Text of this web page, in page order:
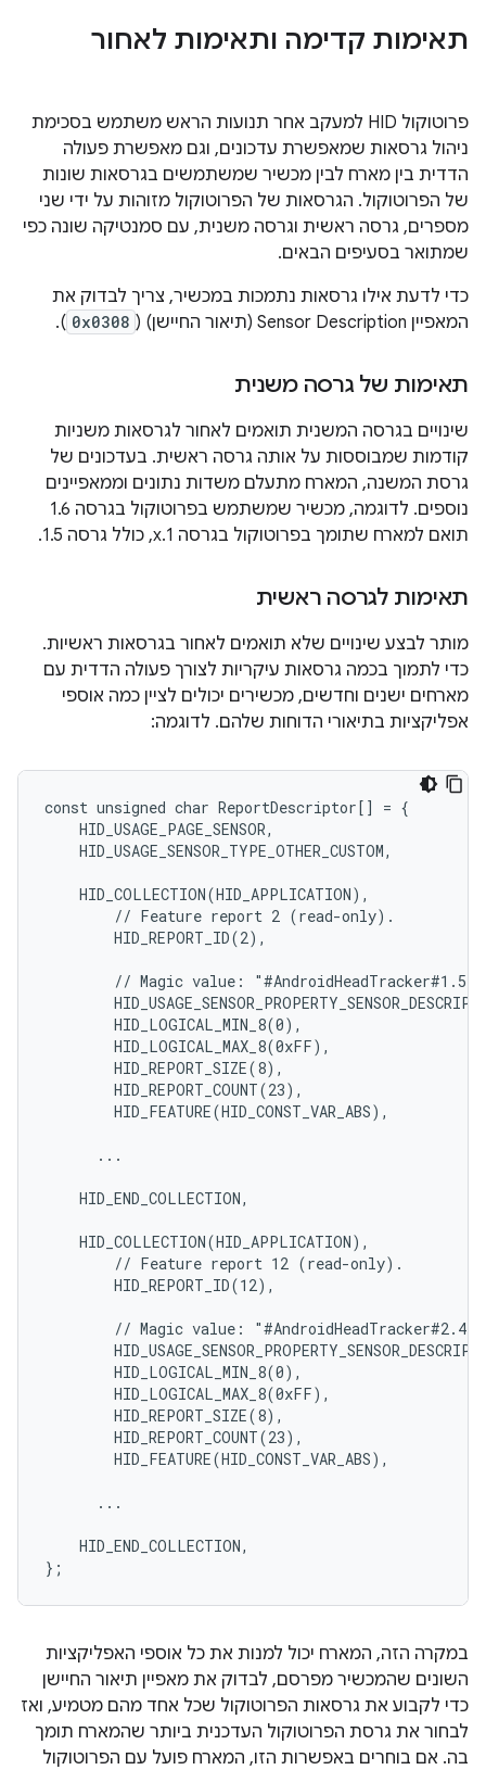
תאימות קדימה ותאימות לאחור
פרוטוקול HID למעקב אחר תנועות הראש משתמש בסכימת
ניהול גרסאות שמאפשרת עדכונים, וגם מאפשרת פעולה
הדדית בין מארח לבין מכשיר שמשתמשים בגרסאות שונות
של הפרוטוקול. הגרסאות של הפרוטוקול מזוהות על ידי שני
מספרים, גרסה ראשית וגרסה משנית, עם סמנטיקה שונה כפי
שמתואר בסעיפים הבאים.
כדי לדעת אילו גרסאות נתמכות במכשיר, צריך לבדוק את
המאפיין Sensor Description (תיאור החיישן) (
0x0308
).
תאימות של גרסה משנית
שינויים בגרסה המשנית תואמים לאחור לגרסאות משניות
קודמות שמבוססות על אותה גרסה ראשית. בעדכונים של
גרסת המשנה, המארח מתעלם משדות נתונים וממאפיינים
נוספים. לדוגמה, מכשיר שמשתמש בפרוטוקול בגרסה 1.6
תואם למארח שתומך בפרוטוקול בגרסה 1.x, כולל גרסה 1.5.
תאימות לגרסה ראשית
מותר לבצע שינויים שלא תואמים לאחור בגרסאות ראשיות.
כדי לתמוך בכמה גרסאות עיקריות לצורך פעולה הדדית עם
מארחים ישנים וחדשים, מכשירים יכולים לציין כמה אוספי
אפליקציות בתיאורי הדוחות שלהם. לדוגמה:
const unsigned char ReportDescriptor[] = {
    HID_USAGE_PAGE_SENSOR,
    HID_USAGE_SENSOR_TYPE_OTHER_CUSTOM,
    HID_COLLECTION(HID_APPLICATION),
        // Feature report 2 (read-only).
        HID_REPORT_ID(2),
        // Magic value: "#AndroidHeadTracker#1.5"
        HID_LOGICAL_MIN_8(0),
        HID_LOGICAL_MAX_8(0xFF),
        HID_REPORT_SIZE(8),
        HID_REPORT_COUNT(23),
        HID_FEATURE(HID_CONST_VAR_ABS),
      ...
    HID_END_COLLECTION,
    HID_COLLECTION(HID_APPLICATION),
        // Feature report 12 (read-only).
        HID_REPORT_ID(12),
        // Magic value: "#AndroidHeadTracker#2.4"
        HID_LOGICAL_MIN_8(0),
        HID_LOGICAL_MAX_8(0xFF),
        HID_REPORT_SIZE(8),
        HID_REPORT_COUNT(23),
        HID_FEATURE(HID_CONST_VAR_ABS),
      ...
    HID_END_COLLECTION,
במקרה הזה, המארח יכול למנות את כל אוספי האפליקציות
השונים שהמכשיר מפרסם, לבדוק את מאפיין תיאור החיישן
כדי לקבוע את גרסאות הפרוטוקול שכל אחד מהם מטמיע, ואז
לבחור את גרסת הפרוטוקול העדכנית ביותר שהמארח תומך
בה. אם בוחרים באפשרות הזו, המארח פועל עם הפרוטוקול